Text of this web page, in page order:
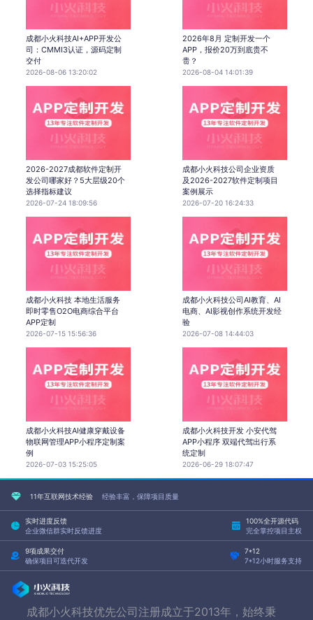
成都小火科技AI+APP开发公
司：CMMI3认证，源码定制
交付
2026-08-06 13:20:02
2026年8月 定制开发一个
APP，报价20万到底贵不
贵？
2026-08-04 14:01:39
2026-2027成都软件定制开
发公司哪家好？5大层级20个
选择指标建议
2026-07-24 18:09:56
成都小火科技公司企业资质
及2026-2027软件定制项目
案例展示
2026-07-20 16:24:33
成都小火科技 本地生活服务
即时零售O2O电商综合平台
APP定制
2026-07-15 15:56:36
成都小火科技公司AI教育、AI
电商、AI影视创作系统开发经
验
2026-07-08 14:44:03
成都小火科技AI健康穿戴设备
物联网管理APP小程序定制案
例
2026-07-03 15:25:05
成都小火科技开发 小安代驾
APP小程序 双端代驾出行系
统定制
2026-06-29 18:07:47
11年互联网技术经验 经验丰富，保障项目质量
实时进度反馈
企业微信群实时反馈进度
100%全开源代码
完全掌控项目主权
9项成果交付
确保项目可迭代开发
7*12
7*12小时服务支持
成都小火科技优先公司注册成立于2013年，始终秉